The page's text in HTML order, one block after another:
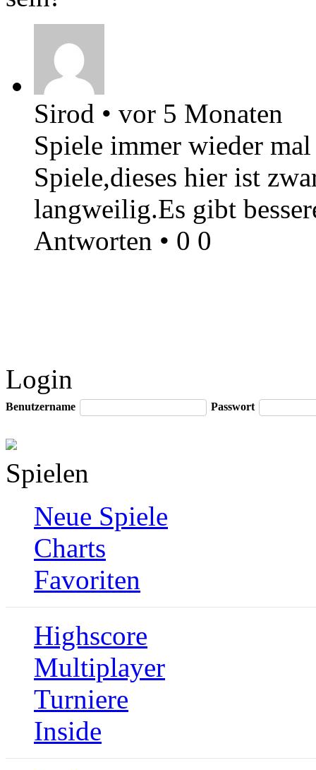
Sirod • vor 5 Monaten
Spiele immer wieder
Spiele,dieses hier ist
langweilig.Es gibt
Antworten • 0 0
Login
Benutzername Passwort
Spielen
Neue Spiele
Charts
Favoriten
Highscore
Multiplayer
Turniere
Inside